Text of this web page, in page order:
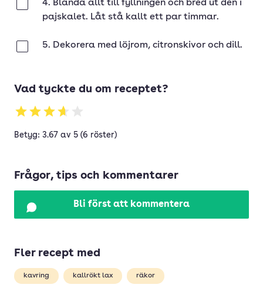
4. Blanda allt till fyllningen och bred ut den i
pajskalet. Låt stå kallt ett par timmar.
5. Dekorera med löjrom, citronskivor och dill.
Vad tyckte du om receptet?
Betyg: 3.67 av 5 (6 röster)
Frågor, tips och kommentarer
Bli först att kommentera
Fler recept med
kavring kallrökt lax räkor